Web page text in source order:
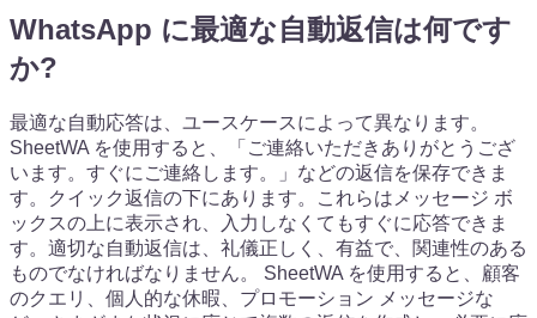
WhatsApp に最適な自動返信は何です
か?
最適な自動応答は、ユースケースによって異なります。
SheetWA を使用すると、「ご連絡いただきありがとうござ
います。すぐにご連絡します。」などの返信を保存できま
す。クイック返信の下にあります。これらはメッセージ ボ
ックスの上に表示され、入力しなくてもすぐに応答できま
す。適切な自動返信は、礼儀正しく、有益で、関連性のある
ものでなければなりません。 SheetWA を使用すると、顧客
のクエリ、個人的な休暇、プロモーション メッセージな